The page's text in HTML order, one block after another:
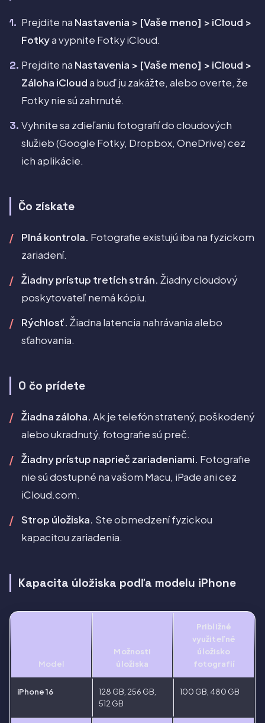
Prejdite na Nastavenia > [Vaše meno] > iCloud >
Fotkya vypnite Fotky iCloud.
Prejdite na Nastavenia > [Vaše meno] > iCloud >
Záloha iClouda buď ju zakážte, alebo overte, že
Fotky nie sú zahrnuté.
Vyhnite sa zdieľaniu fotografií do cloudových
služieb (Google Fotky, Dropbox, OneDrive) cez
ich aplikácie.
Čo získate
Plná kontrola. Fotografie existujú iba na fyzickom
zariadení.
Žiadny prístup tretích strán. Žiadny cloudový
poskytovateľ nemá kópiu.
Rýchlosť. Žiadna latencia nahrávania alebo
sťahovania.
O čo prídete
Žiadna záloha. Ak je telefón stratený, poškodený
alebo ukradnutý, fotografie sú preč.
Žiadny prístup naprieč zariadeniami. Fotografie
nie sú dostupné na vašom Macu, iPade ani cez
iCloud.com.
Strop úložiska. Ste obmedzení fyzickou
kapacitou zariadenia.
Kapacita úložiska podľa modelu iPhone
Model
Možnosti
úložiska
Približné
využiteľné
úložisko
fotografií
iPhone 16
128 GB, 256 GB,
512 GB
100 GB, 480 GB